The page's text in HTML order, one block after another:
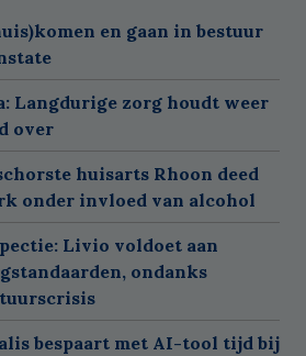
en gaan in bestuur
Langdurige zorg houdt weer
over
huisarts Rhoon deed
onder invloed van alcohol
Livio voldoet aan
ondanks
bespaart met AI-tool tijd bij